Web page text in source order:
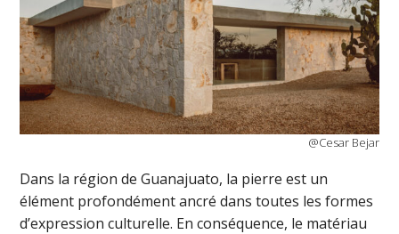
@Cesar Bejar
Dans la région de Guanajuato, la pierre est un
élément profondément ancré dans toutes les formes
d’expression culturelle. En conséquence, le matériau